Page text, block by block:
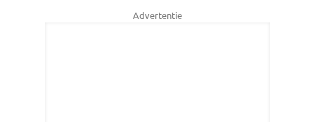
Advertentie